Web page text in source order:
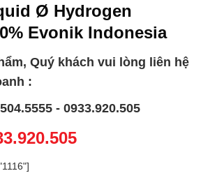
Ø Hydrogen
Evonik Indonesia
Quý khách vui lòng liên hệ
:
- 0933.920.505